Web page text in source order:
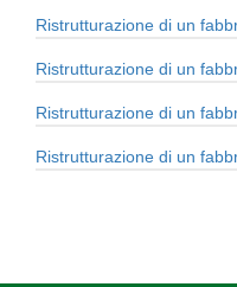
Ristrutturazione di un
Ristrutturazione di un
Ristrutturazione di un
Ristrutturazione di un